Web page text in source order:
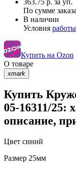
По сумме
В наличии
Условия
Купить на Ozon
О товаре
xmark
Купить
05-16311/25:
описание,
Цвет синий
Размер 25мм